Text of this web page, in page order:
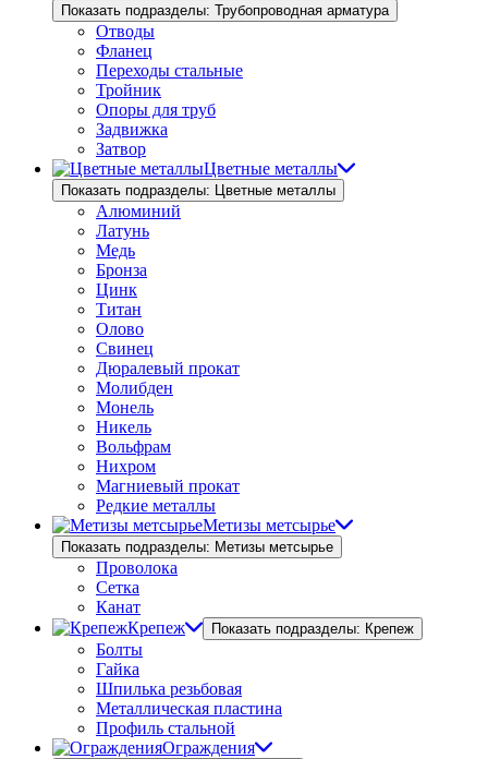
Показать подразделы: Трубопроводная арматура
Отводы
Фланец
Переходы стальные
Тройник
Опоры для труб
Задвижка
Затвор
Цветные металлы
Показать подразделы: Цветные металлы
Алюминий
Латунь
Медь
Бронза
Цинк
Титан
Олово
Свинец
Дюралевый прокат
Молибден
Монель
Никель
Вольфрам
Нихром
Магниевый прокат
Редкие металлы
Метизы метсырье
Показать подразделы: Метизы метсырье
Проволока
Сетка
Канат
Крепеж
Показать подразделы: Крепеж
Болты
Гайка
Шпилька резьбовая
Металлическая пластина
Профиль стальной
Ограждения